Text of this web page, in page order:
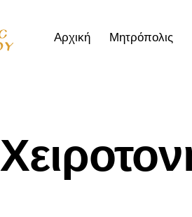
Αρχική Μητρόπολις